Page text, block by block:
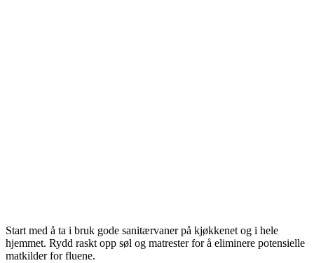
Start med å ta i bruk gode sanitærvaner på kjøkkenet og i hele
hjemmet. Rydd raskt opp søl og matrester for å eliminere potensielle
matkilder for fluene.